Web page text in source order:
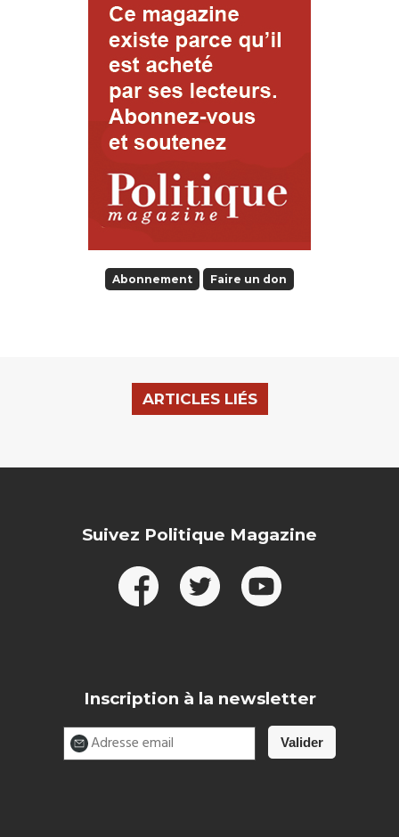
Abonnement Faire un don
ARTICLES LIÉS
Suivez Politique Magazine
Inscription à la newsletter